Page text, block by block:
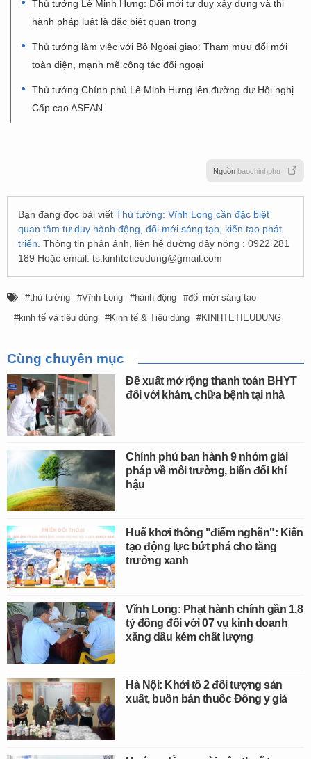
Thủ tướng Lê Minh Hưng: Đổi mới tư duy xây dựng và thi
hành pháp luật là đặc biệt quan trọng
Thủ tướng làm việc với Bộ Ngoại giao: Tham mưu đổi mới
toàn diện, mạnh mẽ công tác đối ngoại
Thủ tướng Chính phủ Lê Minh Hưng lên đường dự Hội nghị
Cấp cao ASEAN
Nguồn baochinhphu
Bạn đang đọc bài viết Thủ tướng: Vĩnh Long cần đặc biệt
quan tâm tư duy hành động, đổi mới sáng tạo, kiến tạo phát
triển . Thông tin phản ánh, liên hệ đường dây nóng : 0922 281
189 Hoặc email: ts.kinhtetieudung@gmail.com
thủ tướng Vĩnh Long hành động
đổi mới sáng tạo
kinh tế và tiêu dùng
Kinh tế & Tiêu dùng KINHTETIEUDUNG
Cùng chuyên mục
Đề xuất mở rộng thanh toán BHYT
đối với khám, chữa bệnh tại nhà
Chính phủ ban hành 9 nhóm giải
pháp về môi trường, biến đổi khí
hậu
Huế khơi thông "điểm nghẽn": Kiến
tạo động lực bứt phá cho tăng
trưởng xanh
Vĩnh Long: Phạt hành chính gần 1,8
tỷ đồng đối với 07 vụ kinh doanh
xăng dầu kém chất lượng
Hà Nội: Khởi tố 2 đối tượng sản
xuất, buôn bán thuốc Đông y giả